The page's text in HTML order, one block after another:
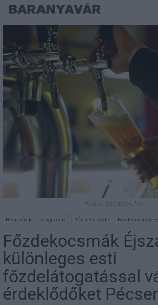
Fotók: beerporn.hu
Helyi hírek programok Pécsi Sörfőzde Főzdekocsmák
Főzdekocsmák
különleges esti
főzdelátogatással
érdeklődőket